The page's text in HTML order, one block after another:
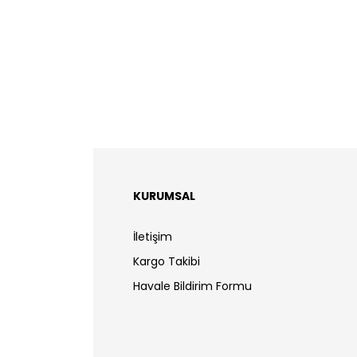
KURUMSAL
İletişim
Kargo Takibi
Havale Bildirim Formu